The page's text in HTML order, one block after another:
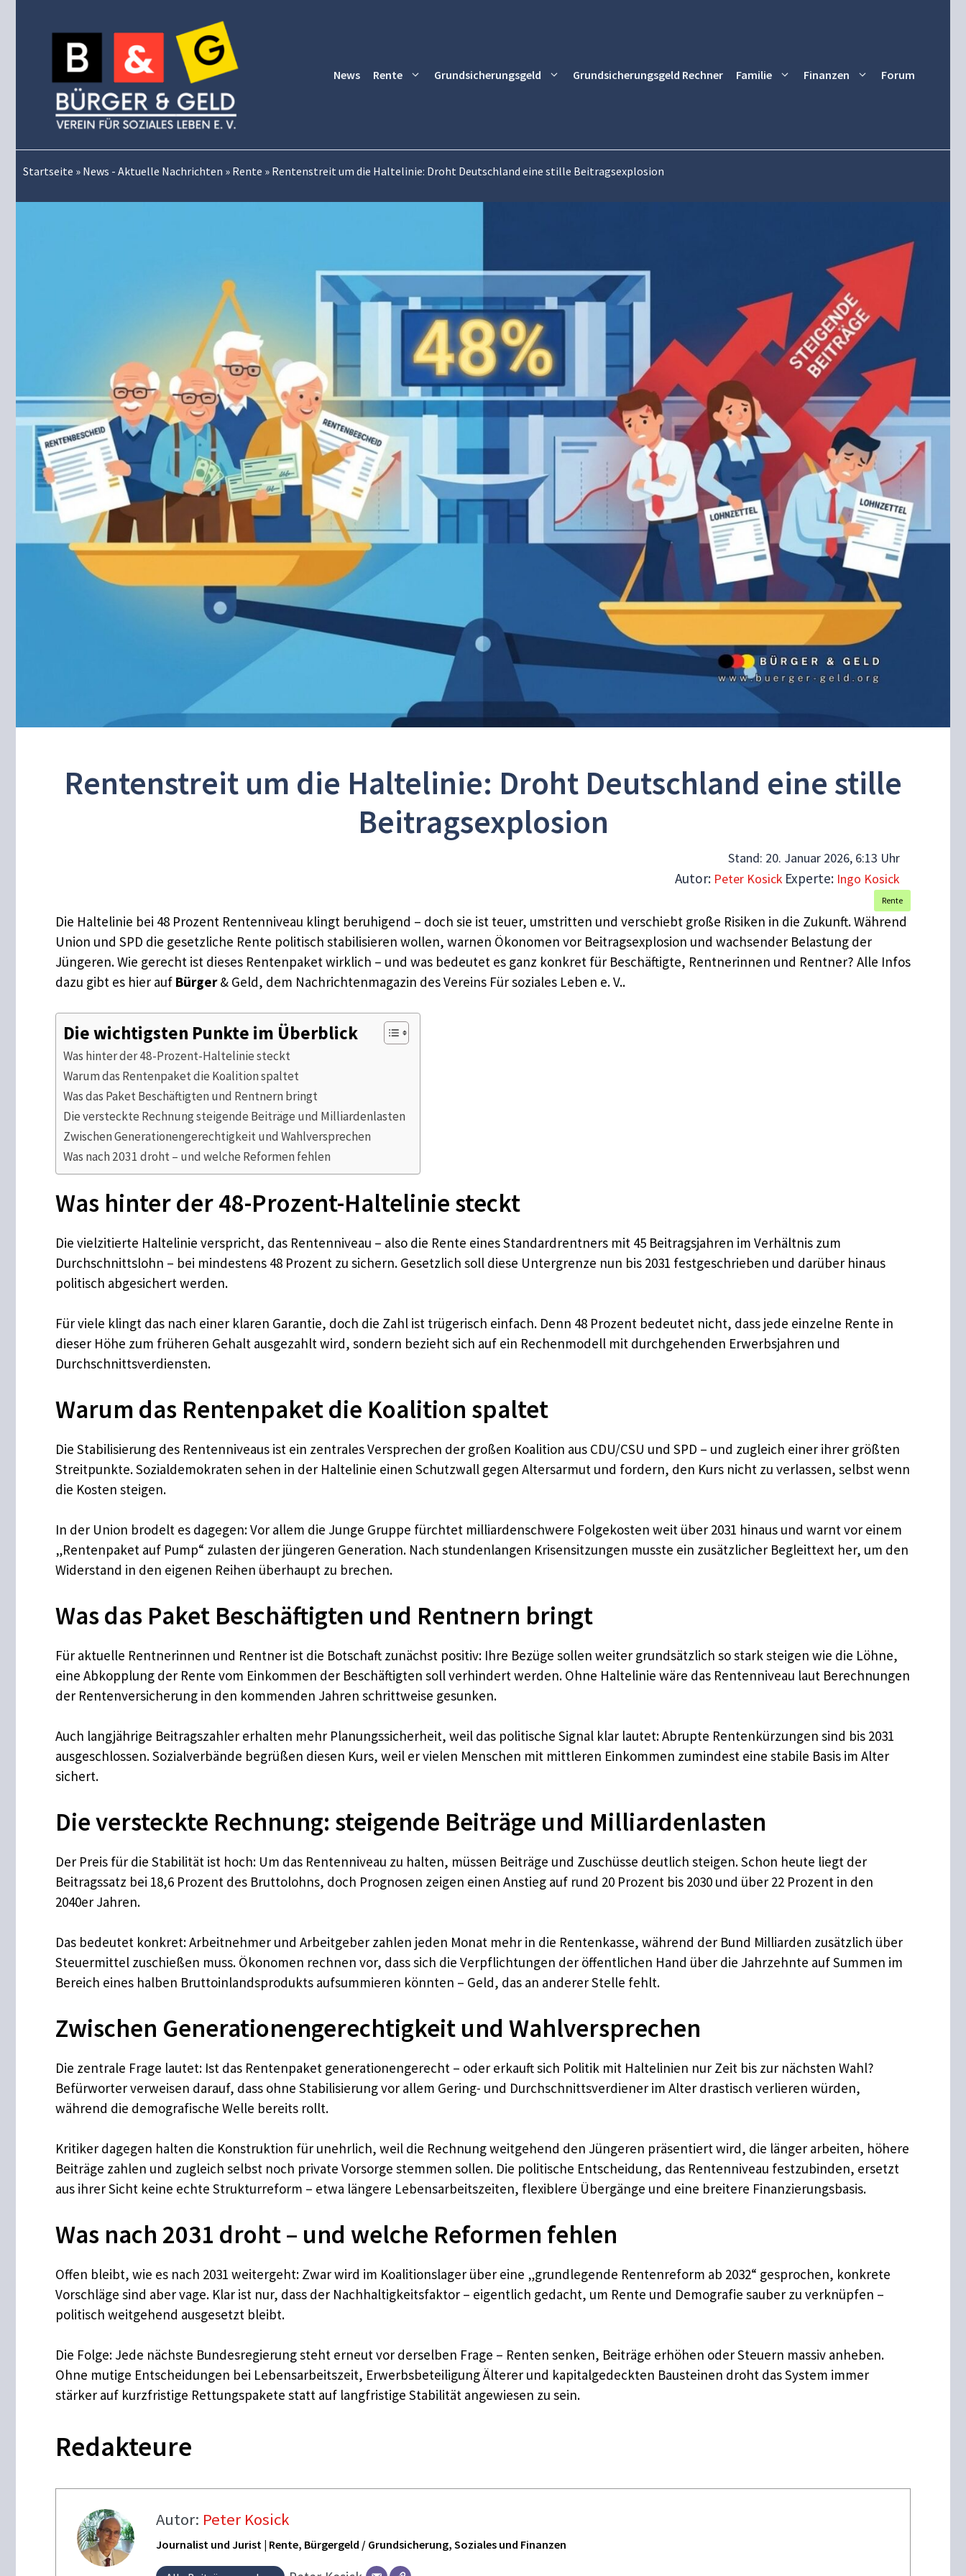
News Rente Grundsicherungsgeld Grundsicherungsgeld Rechner Familie Finanzen Forum
Startseite » News - Aktuelle Nachrichten » Rente » Rentenstreit um die Haltelinie: Droht Deutschland eine stille Beitragsexplosion
Rentenstreit um die Haltelinie: Droht Deutschland eine stille
Beitragsexplosion
Stand: 20. Januar 2026, 6:13 Uhr
Autor: Peter Kosick Experte: Ingo Kosick
Rente
Die Haltelinie bei 48 Prozent Rentenniveau klingt beruhigend – doch sie ist teuer, umstritten und verschiebt große Risiken in die Zukunft. Während
Union und SPD die gesetzliche Rente politisch stabilisieren wollen, warnen Ökonomen vor Beitragsexplosion und wachsender Belastung der
Jüngeren. Wie gerecht ist dieses Rentenpaket wirklich – und was bedeutet es ganz konkret für Beschäftigte, Rentnerinnen und Rentner? Alle Infos
dazu gibt es hier auf Bürger& Geld, dem Nachrichtenmagazin des Vereins Für soziales Leben e. V..
Die wichtigsten Punkte im Überblick
Was hinter der 48-Prozent-Haltelinie steckt
Warum das Rentenpaket die Koalition spaltet
Was das Paket Beschäftigten und Rentnern bringt
Die versteckte Rechnung steigende Beiträge und Milliardenlasten
Zwischen Generationengerechtigkeit und Wahlversprechen
Was nach 2031 droht – und welche Reformen fehlen
Was hinter der 48-Prozent-Haltelinie steckt
Die vielzitierte Haltelinie verspricht, das Rentenniveau – also die Rente eines Standardrentners mit 45 Beitragsjahren im Verhältnis zum
Durchschnittslohn – bei mindestens 48 Prozent zu sichern. Gesetzlich soll diese Untergrenze nun bis 2031 festgeschrieben und darüber hinaus
politisch abgesichert werden.
Für viele klingt das nach einer klaren Garantie, doch die Zahl ist trügerisch einfach. Denn 48 Prozent bedeutet nicht, dass jede einzelne Rente in
dieser Höhe zum früheren Gehalt ausgezahlt wird, sondern bezieht sich auf ein Rechenmodell mit durchgehenden Erwerbsjahren und
Durchschnittsverdiensten.
Warum das Rentenpaket die Koalition spaltet
Die Stabilisierung des Rentenniveaus ist ein zentrales Versprechen der großen Koalition aus CDU/CSU und SPD – und zugleich einer ihrer größten
Streitpunkte. Sozialdemokraten sehen in der Haltelinie einen Schutzwall gegen Altersarmut und fordern, den Kurs nicht zu verlassen, selbst wenn
die Kosten steigen.
In der Union brodelt es dagegen: Vor allem die Junge Gruppe fürchtet milliardenschwere Folgekosten weit über 2031 hinaus und warnt vor einem
„Rentenpaket auf Pump“ zulasten der jüngeren Generation. Nach stundenlangen Krisensitzungen musste ein zusätzlicher Begleittext her, um den
Widerstand in den eigenen Reihen überhaupt zu brechen.
Was das Paket Beschäftigten und Rentnern bringt
Für aktuelle Rentnerinnen und Rentner ist die Botschaft zunächst positiv: Ihre Bezüge sollen weiter grundsätzlich so stark steigen wie die Löhne,
eine Abkopplung der Rente vom Einkommen der Beschäftigten soll verhindert werden. Ohne Haltelinie wäre das Rentenniveau laut Berechnungen
der Rentenversicherung in den kommenden Jahren schrittweise gesunken.
Auch langjährige Beitragszahler erhalten mehr Planungssicherheit, weil das politische Signal klar lautet: Abrupte Rentenkürzungen sind bis 2031
ausgeschlossen. Sozialverbände begrüßen diesen Kurs, weil er vielen Menschen mit mittleren Einkommen zumindest eine stabile Basis im Alter
sichert.
Die versteckte Rechnung: steigende Beiträge und Milliardenlasten
Der Preis für die Stabilität ist hoch: Um das Rentenniveau zu halten, müssen Beiträge und Zuschüsse deutlich steigen. Schon heute liegt der
Beitragssatz bei 18,6 Prozent des Bruttolohns, doch Prognosen zeigen einen Anstieg auf rund 20 Prozent bis 2030 und über 22 Prozent in den
2040er Jahren.
Das bedeutet konkret: Arbeitnehmer und Arbeitgeber zahlen jeden Monat mehr in die Rentenkasse, während der Bund Milliarden zusätzlich über
Steuermittel zuschießen muss. Ökonomen rechnen vor, dass sich die Verpflichtungen der öffentlichen Hand über die Jahrzehnte auf Summen im
Bereich eines halben Bruttoinlandsprodukts aufsummieren könnten – Geld, das an anderer Stelle fehlt.
Zwischen Generationengerechtigkeit und Wahlversprechen
Die zentrale Frage lautet: Ist das Rentenpaket generationengerecht – oder erkauft sich Politik mit Haltelinien nur Zeit bis zur nächsten Wahl?
Befürworter verweisen darauf, dass ohne Stabilisierung vor allem Gering- und Durchschnittsverdiener im Alter drastisch verlieren würden,
während die demografische Welle bereits rollt.
Kritiker dagegen halten die Konstruktion für unehrlich, weil die Rechnung weitgehend den Jüngeren präsentiert wird, die länger arbeiten, höhere
Beiträge zahlen und zugleich selbst noch private Vorsorge stemmen sollen. Die politische Entscheidung, das Rentenniveau festzubinden, ersetzt
aus ihrer Sicht keine echte Strukturreform – etwa längere Lebensarbeitszeiten, flexiblere Übergänge und eine breitere Finanzierungsbasis.
Was nach 2031 droht – und welche Reformen fehlen
Offen bleibt, wie es nach 2031 weitergeht: Zwar wird im Koalitionslager über eine „grundlegende Rentenreform ab 2032“ gesprochen, konkrete
Vorschläge sind aber vage. Klar ist nur, dass der Nachhaltigkeitsfaktor – eigentlich gedacht, um Rente und Demografie sauber zu verknüpfen –
politisch weitgehend ausgesetzt bleibt.
Die Folge: Jede nächste Bundesregierung steht erneut vor derselben Frage – Renten senken, Beiträge erhöhen oder Steuern massiv anheben.
Ohne mutige Entscheidungen bei Lebensarbeitszeit, Erwerbsbeteiligung Älterer und kapitalgedeckten Bausteinen droht das System immer
stärker auf kurzfristige Rettungspakete statt auf langfristige Stabilität angewiesen zu sein.
Redakteure
Autor: Peter Kosick
Journalist und Jurist | Rente, Bürgergeld / Grundsicherung, Soziales und Finanzen